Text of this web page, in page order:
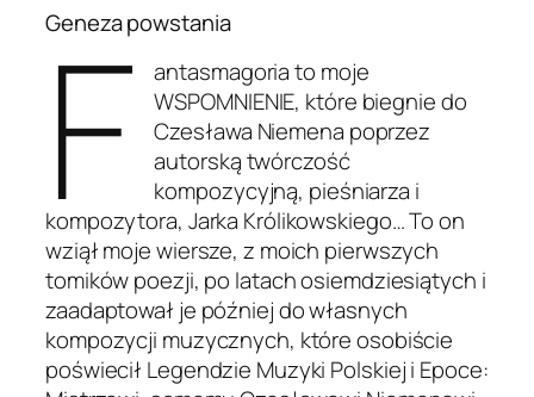
Geneza powstania
F
antasmagoria to moje
WSPOMNIENIE, które biegnie do
Czesława Niemena poprzez
autorską twórczość
kompozycyjną, pieśniarza i
kompozytora, Jarka Królikowskiego… To on
wziął moje wiersze, z moich pierwszych
tomików poezji, po latach osiemdziesiątych i
zaadaptował je później do własnych
kompozycji muzycznych, które osobiście
poświecił Legendzie Muzyki Polskiej i Epoce: